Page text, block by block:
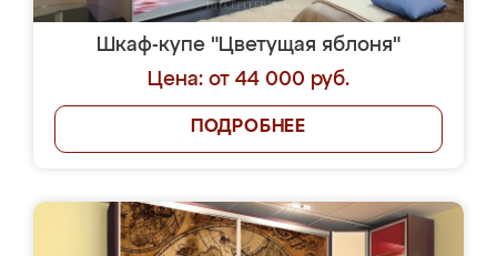
Шкаф-купе "Цветущая яблоня"
Цена: от 44 000 руб.
ПОДРОБНЕЕ